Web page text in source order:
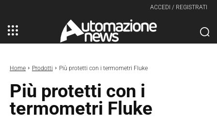
ACCEDI / REGISTRATI
Home Prodotti Più protetti con i termometri Fluke
Più protetti con i
termometri Fluke